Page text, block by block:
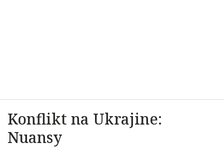
Konflikt na Ukrajine:
Nuansy